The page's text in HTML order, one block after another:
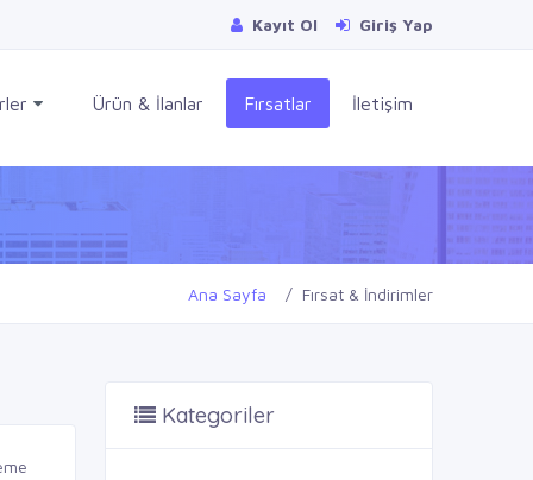
Kayıt Ol Giriş Yap
Ürün & İlanlar Fırsatlar İletişim
Ana Sayfa Fırsat & İndirimler
Kategoriler